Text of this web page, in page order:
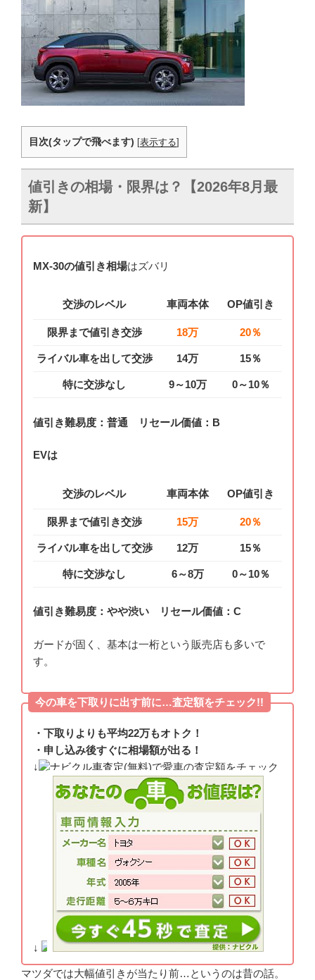
目次(タップで飛べます) [表示する]
値引きの相場・限界は？【2026年8月最
新】
MX-30の値引き相場はズバリ
交渉のレベル 車両本体 OP値引き
限界まで値引き交渉 18万 20％
ライバル車を出して交渉 14万 15％
特に交渉なし 9～10万 0～10％
値引き難易度：普通 リセール価値：B
EVは
交渉のレベル 車両本体 OP値引き
限界まで値引き交渉 15万 20％
ライバル車を出して交渉 12万 15％
特に交渉なし 6～8万 0～10％
値引き難易度：やや渋い リセール価値：C
ガードが固く、基本は一桁という販売店も多いで
す。
今の車を下取りに出す前に…査定額をチェック!!
・下取りよりも平均22万もオトク！
・申し込み後すぐに相場額が出る！
↓
ナビクル車査定(無料)で愛車の査定額をチェック
↓
マツダでは大幅値引きが当たり前…というのは昔の話。